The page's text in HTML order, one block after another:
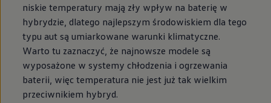
niskie temperatury mają zły wpływ na baterię w
hybrydzie, dlatego najlepszym środowiskiem dla tego
typu aut są umiarkowane warunki klimatyczne.
Warto tu zaznaczyć, że najnowsze modele są
wyposażone w systemy chłodzenia i ogrzewania
baterii, więc temperatura nie jest już tak wielkim
przeciwnikiem hybryd.